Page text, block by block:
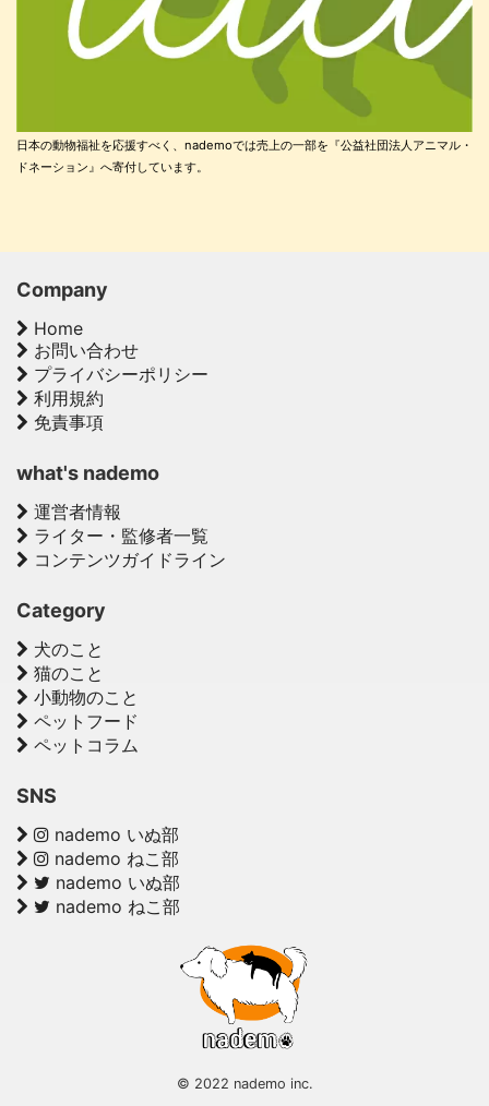
日本の動物福祉を応援すべく、nademoでは売上の一部を『公益社団法人アニマル・
ドネーション』へ寄付しています。
Company
Home
お問い合わせ
プライバシーポリシー
利用規約
免責事項
what's nademo
運営者情報
ライター・監修者一覧
コンテンツガイドライン
Category
犬のこと
猫のこと
小動物のこと
ペットフード
ペットコラム
SNS
nademo いぬ部
nademo ねこ部
nademo いぬ部
nademo ねこ部
© 2022 nademo inc.